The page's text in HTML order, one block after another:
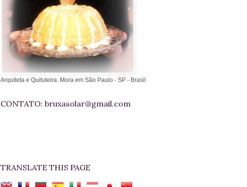
Arquiteta e Quituteira. Mora em São Paulo - SP - Brasil
CONTATO: bruxasolar@gmail.com
TRANSLATE THIS PAGE